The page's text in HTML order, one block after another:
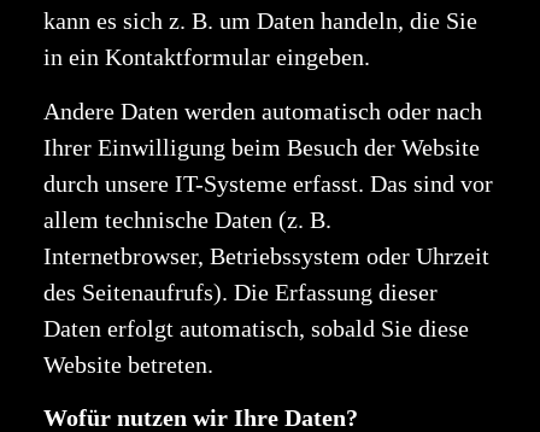
kann es sich z. B. um Daten handeln, die Sie
in ein Kontaktformular eingeben.
Andere Daten werden automatisch oder nach
Ihrer Einwilligung beim Besuch der Website
durch unsere IT-Systeme erfasst. Das sind vor
allem technische Daten (z. B.
Internetbrowser, Betriebssystem oder Uhrzeit
des Seitenaufrufs). Die Erfassung dieser
Daten erfolgt automatisch, sobald Sie diese
Website betreten.
Wofür nutzen wir Ihre Daten?